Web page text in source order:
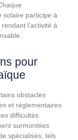
solaire participe à
l’activité à
pour
obstacles
et réglementaires
difficultés
surmontées
spécialisés, tels